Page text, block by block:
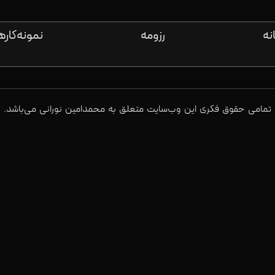
رزومه
تمامی حقوق فکری این وب‌سایت متعلق به محمدامین نورانی می‌باشد.